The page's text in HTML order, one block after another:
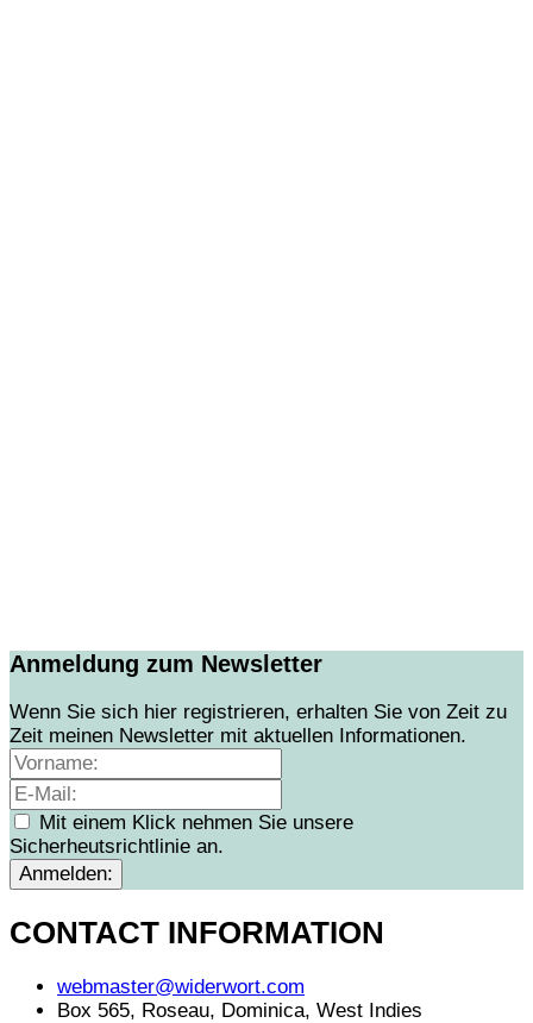
Anmeldung zum Newsletter
Wenn Sie sich hier registrieren, erhalten Sie von Zeit zu
Zeit meinen Newsletter mit aktuellen Informationen.
Mit einem Klick nehmen Sie unsere
Sicherheutsrichtlinie an.
CONTACT INFORMATION
webmaster@widerwort.com
Box 565, Roseau, Dominica, West Indies